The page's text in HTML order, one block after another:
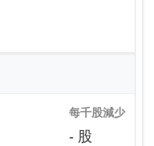
每千股減少
- 股